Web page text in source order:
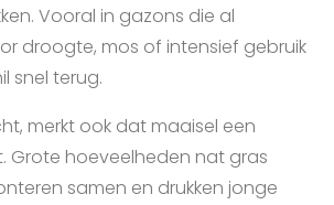
Vooral in gazons die al
droogte, mos of intensief gebruik
snel terug.
merkt ook dat maaisel een
Grote hoeveelheden nat gras
samen en drukken jonge